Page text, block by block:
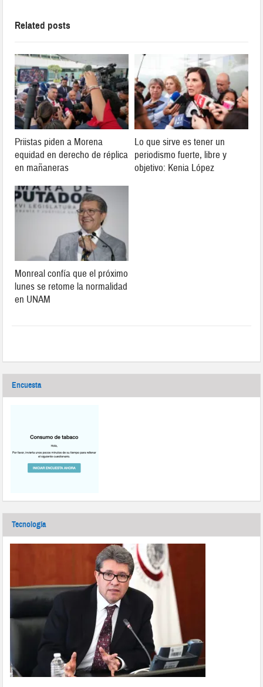
Related posts
Priistas piden a Morena
equidad en derecho de réplica
en mañaneras
Lo que sirve es tener un
periodismo fuerte, libre y
objetivo: Kenia López
Monreal confía que el próximo
lunes se retome la normalidad
en UNAM
Encuesta
Tecnología